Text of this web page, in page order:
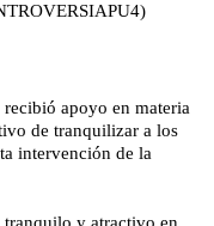
apoyo en materia
de tranquilizar a los
intervención de la